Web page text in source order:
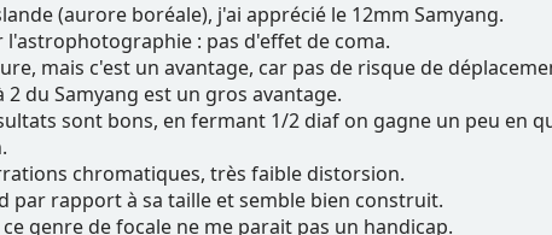
(aurore boréale), j'ai apprécié le 12mm Samyang.
: pas d'effet de coma.
mais c'est un avantage, car pas de risque de
2 du Samyang est un gros avantage.
sont bons, en fermant 1/2 diaf on gagne un peu en
chromatiques, très faible distorsion.
par rapport à sa taille et semble bien construit.
genre de focale ne me parait pas un handicap.